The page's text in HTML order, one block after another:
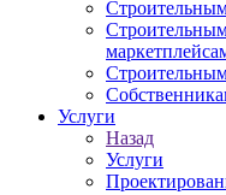
Услуги
Назад
Услуги